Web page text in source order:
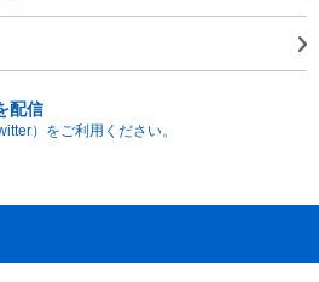
配信
）をご利用ください。